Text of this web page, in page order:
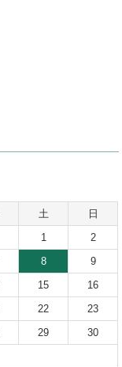
土
日
1
2
8
9
15
16
22
23
29
30